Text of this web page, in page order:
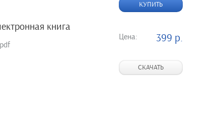
КУПИТЬ
книга
Цена: 399 р.
СКАЧАТЬ